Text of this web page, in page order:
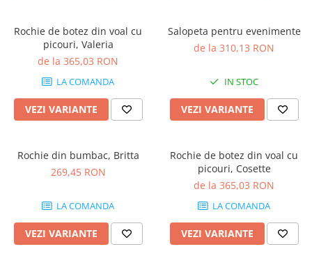
Rochie de botez din voal cu
picouri, Valeria
de la 365,03 RON
LA COMANDA
VEZI VARIANTE
Salopeta pentru evenimente
de la 310,13 RON
IN STOC
VEZI VARIANTE
Rochie din bumbac, Britta
269,45 RON
LA COMANDA
VEZI VARIANTE
Rochie de botez din voal cu
picouri, Cosette
de la 365,03 RON
LA COMANDA
VEZI VARIANTE